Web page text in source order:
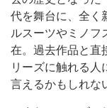
代を舞台に、全く
ルスーツやミノフ
在。過去作品と直
リーズに触れる人
言えるかもしれな